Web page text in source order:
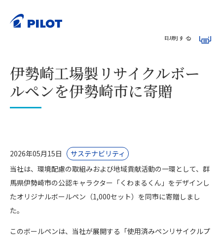
伊勢崎工場製リサイクルボールペンを伊勢崎市に寄贈
印刷する
伊勢崎工場製リサイクルボー
ルペンを伊勢崎市に寄贈
2026年05月15日
サステナビリティ
当社は、環境配慮の取組みおよび地域貢献活動の一環として、群
馬県伊勢崎市の公認キャラクター「くわまるくん」をデザインし
たオリジナルボールペン（1,000セット）を同市に寄贈しまし
た。
このボールペンは、当社が展開する「使用済みペンリサイクルプ